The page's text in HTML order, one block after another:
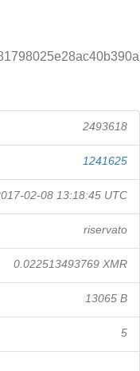
2493618
1241625
02-08 13:18:45 UTC
riservato
0.022513493769 XMR
13065 B
5